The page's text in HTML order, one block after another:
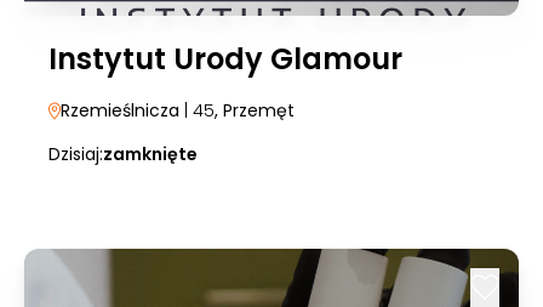
Instytut Urody Glamour
Rzemieślnicza | 45, Przemęt
Dzisiaj:zamknięte